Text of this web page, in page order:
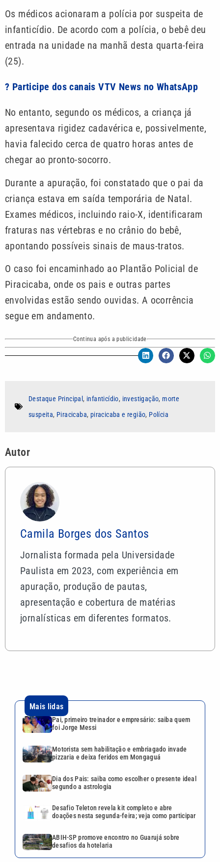
Os médicos acionaram a polícia por suspeita de
infanticídio. De acordo com a polícia, o bebê deu
entrada na unidade na manhã desta quarta-feira
(25).
? Participe dos canais VTV News no WhatsApp
No entanto, segundo os médicos, a criança já
apresentava rigidez cadavérica e, possivelmente,
havia falecido cerca de quatro horas antes de
chegar ao pronto-socorro.
Durante a apuração, foi constatado que o pai da
criança estava em saída temporária de Natal.
Exames médicos, incluindo raio-X, identificaram
fraturas nas vértebras e no crânio do bebê,
apontando possíveis sinais de maus-tratos.
O caso foi encaminhado ao Plantão Policial de
Piracicaba, onde os pais e outras partes
envolvidas estão sendo ouvidas. A ocorrência
segue em andamento.
Continua após a publicidade
Destaque Principal, infanticídio, investigação, morte
suspeita, Piracicaba, piracicaba e região, Polícia
Autor
Camila Borges dos Santos
Jornalista formada pela Universidade
Paulista em 2023, com experiência em
apuração, produção de pautas,
apresentação e cobertura de matérias
jornalísticas em diferentes formatos.
Mais lidas
Pai, primeiro treinador e empresário: saiba quem
foi Jorge Messi
Motorista sem habilitação e embriagado invade
pizzaria e deixa feridos em Mongaguá
Dia dos Pais: saiba como escolher o presente ideal
segundo a astrologia
Desafio Teleton revela kit completo e abre
doações nesta segunda-feira; veja como participar
ABIH-SP promove encontro no Guarujá sobre
desafios da hotelaria